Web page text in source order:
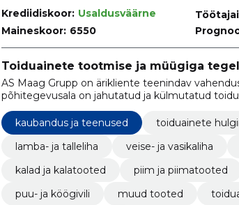
Krediidiskoor: Usaldusväärne
Maineskoor: 6550
Toiduainete tootmise ja müügiga
AS Maag Grupp on ärikliente teenindav
põhitegevusala on jahutatud ja külmutatud
kaubandus ja teenused
toiduainete
lamba- ja talleliha
veise- ja vasikaliha
kalad ja kalatooted
piim ja piimatooted
puu- ja köögivili
muud tooted